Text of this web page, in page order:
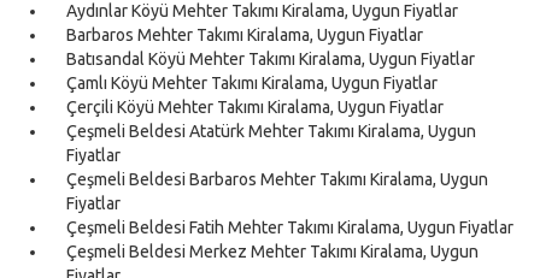
Aydınlar Köyü Mehter Takımı Kiralama, Uygun Fiyatlar
Barbaros Mehter Takımı Kiralama, Uygun Fiyatlar
Batısandal Köyü Mehter Takımı Kiralama, Uygun Fiyatlar
Çamlı Köyü Mehter Takımı Kiralama, Uygun Fiyatlar
Çerçili Köyü Mehter Takımı Kiralama, Uygun Fiyatlar
Çeşmeli Beldesi Atatürk Mehter Takımı Kiralama, Uygun
Fiyatlar
Çeşmeli Beldesi Barbaros Mehter Takımı Kiralama, Uygun
Fiyatlar
Çeşmeli Beldesi Fatih Mehter Takımı Kiralama, Uygun Fiyatlar
Çeşmeli Beldesi Merkez Mehter Takımı Kiralama, Uygun